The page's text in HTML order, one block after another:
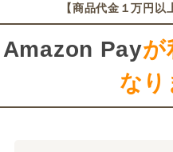
【商品代金１万円以
Amazon Payが
なり